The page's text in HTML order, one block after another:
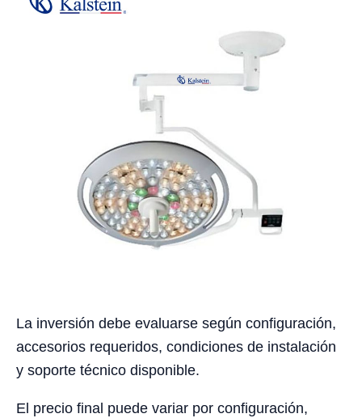
La inversión debe evaluarse según configuración,
accesorios requeridos, condiciones de instalación
y soporte técnico disponible.
El precio final puede variar por configuración,